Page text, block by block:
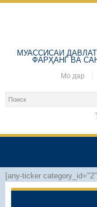
МУАССИСАИ
ФАРҲАНГ ВА
Мо дар
[any-ticker